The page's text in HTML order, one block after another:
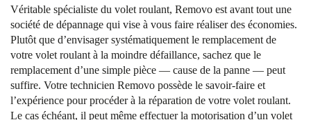
Véritable spécialiste du volet roulant, Removo est avant tout une
société de dépannage qui vise à vous faire réaliser des économies.
Plutôt que d’envisager systématiquement le remplacement de
votre volet roulant à la moindre défaillance, sachez que le
remplacement d’une simple pièce — cause de la panne — peut
suffire. Votre technicien Removo possède le savoir-faire et
l’expérience pour procéder à la réparation de votre volet roulant.
Le cas échéant, il peut même effectuer la motorisation d’un volet